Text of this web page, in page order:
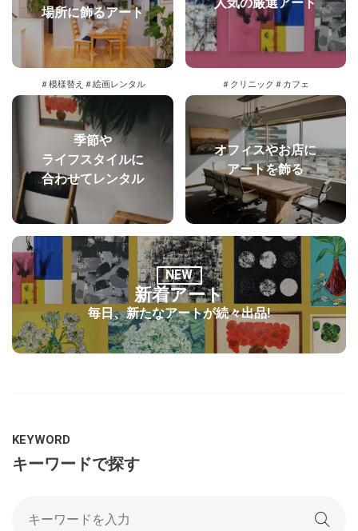
KEYWORD
キーワードで探す
場所に飾るアート
人気の厳選アート
＃模様替え ＃絵画レンタル
季節や
ライフスタイルに
合わせてレンタル
＃クリニック ＃カフェ
オフィスやお店に
アートを飾る
NEW
新着アート
毎日、新たなアートが続々出品!